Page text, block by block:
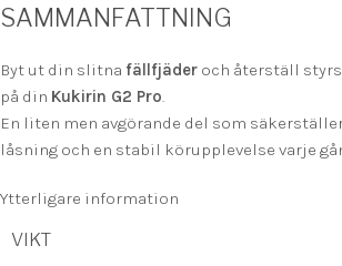
SAMMANFATTNING
Byt ut din slitna fällfjäder och återställ
på din Kukirin G2 Pro.
En liten men avgörande del som
låsning och en stabil körupplevelse varje
Ytterligare information
VIKT